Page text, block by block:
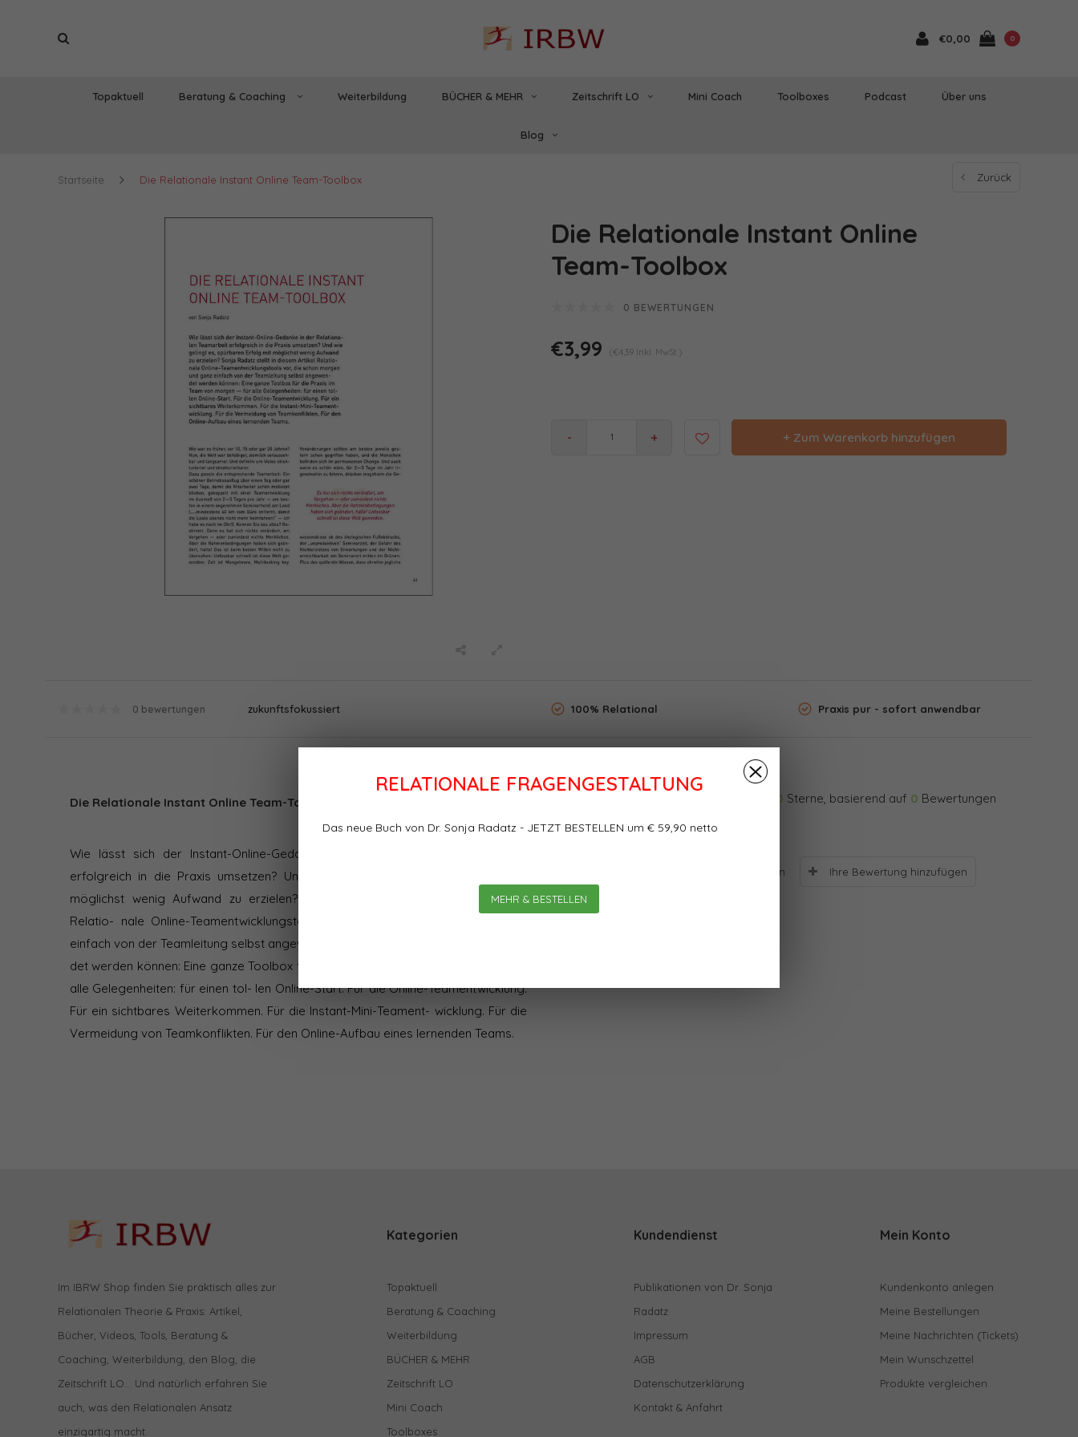
RELATIONALE FRAGENGESTALTUNG
Das neue Buch von Dr. Sonja Radatz - JETZT BESTELLEN um € 59,90 netto
MEHR & BESTELLEN
€0,00 0
Topaktuell Beratung & Coaching Weiterbildung BÜCHER & MEHR Zeitschrift LO Mini Coach Toolboxes Podcast Über uns
Blog
Startseite Die Relationale Instant Online Team-Toolbox Zurück
Die Relationale Instant Online
Team-Toolbox
0 BEWERTUNGEN
€3,99 (€4,39 Inkl. MwSt.)
- + + Zum Warenkorb hinzufügen
0 bewertungen zukunftsfokussiert 100% Relational Praxis pur - sofort anwendbar
Die Relationale Instant Online Team-Toolbox
Wie lässt sich der Instant-Online-Gedanke in der Relationa- len Teamarbeit
erfolgreich in die Praxis umsetzen? Und wie gelingt es, spürbaren Erfolg mit
möglichst wenig Aufwand zu erzielen? Sonja Radatz stellt in diesem Artikel
Relatio- nale Online-Teamentwicklungstools vor, die schon morgen und ganz
einfach von der Teamleitung selbst angewen-
det werden können: Eine ganze Toolbox für die Praxis im Team von morgen — für
alle Gelegenheiten: für einen tol- len Online-Start. Für die Online-Teamentwicklung.
Für ein sichtbares Weiterkommen. Für die Instant-Mini-Teament- wicklung. Für die
Vermeidung von Teamkonflikten. Für den Online-Aufbau eines lernenden Teams.
0 Sterne, basierend auf 0 Bewertungen
Bewertungen Ihre Bewertung hinzufügen
Im IBRW Shop finden Sie praktisch alles zur
Relationalen Theorie & Praxis: Artikel,
Bücher, Videos, Tools, Beratung &
Coaching, Weiterbildung, den Blog, die
Zeitschrift LO… Und natürlich erfahren Sie
auch, was den Relationalen Ansatz
einzigartig macht.
Kategorien
Topaktuell
Beratung & Coaching
Weiterbildung
BÜCHER & MEHR
Zeitschrift LO
Mini Coach
Toolboxes
Kundendienst
Publikationen von Dr. Sonja
Radatz
Impressum
AGB
Datenschutzerklärung
Kontakt & Anfahrt
Mein Konto
Kundenkonto anlegen
Meine Bestellungen
Meine Nachrichten (Tickets)
Mein Wunschzettel
Produkte vergleichen